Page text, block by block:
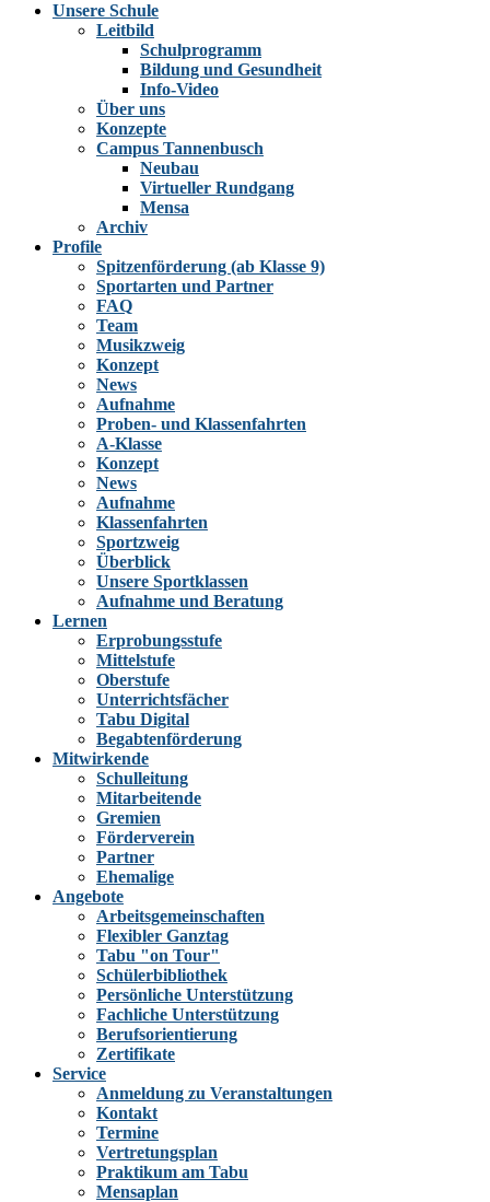
Unsere Schule
Leitbild
Schulprogramm
Bildung und Gesundheit
Info-Video
Über uns
Konzepte
Campus Tannenbusch
Neubau
Virtueller Rundgang
Mensa
Archiv
Profile
Spitzenförderung (ab Klasse 9)
Sportarten und Partner
FAQ
Team
Musikzweig
Konzept
News
Aufnahme
Proben- und Klassenfahrten
A-Klasse
Konzept
News
Aufnahme
Klassenfahrten
Sportzweig
Überblick
Unsere Sportklassen
Aufnahme und Beratung
Lernen
Erprobungsstufe
Mittelstufe
Oberstufe
Unterrichtsfächer
Tabu Digital
Begabtenförderung
Mitwirkende
Schulleitung
Mitarbeitende
Gremien
Förderverein
Partner
Ehemalige
Angebote
Arbeitsgemeinschaften
Flexibler Ganztag
Tabu "on Tour"
Schülerbibliothek
Persönliche Unterstützung
Fachliche Unterstützung
Berufsorientierung
Zertifikate
Service
Anmeldung zu Veranstaltungen
Kontakt
Termine
Vertretungsplan
Praktikum am Tabu
Mensaplan